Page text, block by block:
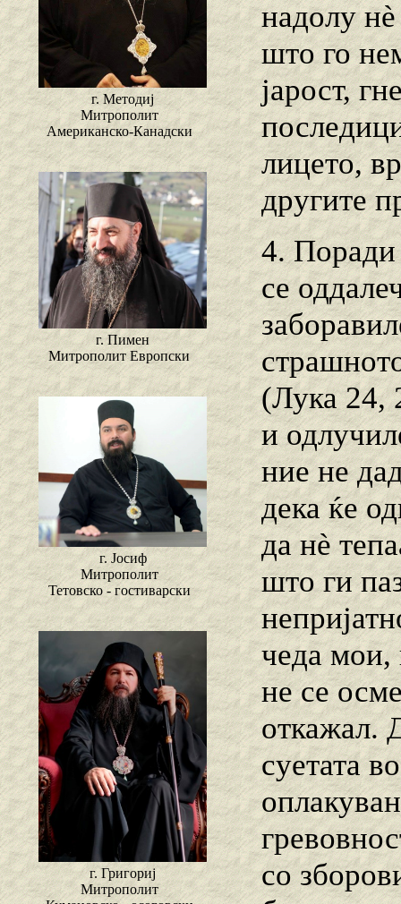
г. Методиј
Митрополит
Американско-Канадски
г. Пимен
Митрополит Европски
г. Јосиф
Митрополит
Тетовско - гостиварски
г. Григориј
Митрополит
надолу
што го
јарост,
лицето,
другите
4. Поради
се
(Лука 24,
и
ние не
дека ќе
да нѐ
што ги
чеда мои,
не се
откажал.
суетата
со